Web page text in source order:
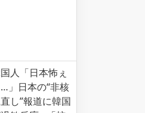
人「日本怖ぇ
」日本の“非核
し”報道に韓国